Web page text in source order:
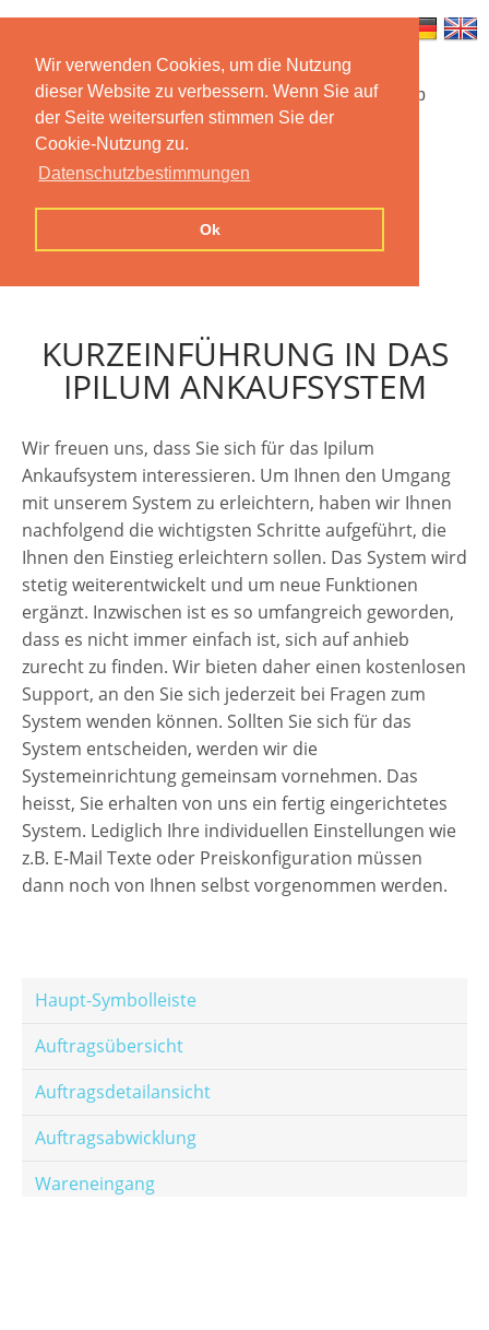
Wir verwenden Cookies, um die Nutzung
dieser Website zu verbessern. Wenn Sie auf
der Seite weitersurfen stimmen Sie der
Cookie-Nutzung zu.
Datenschutzbestimmungen
Ok
Startseite Funktionen Mobile App
Preise
Kontakt Impressum
KURZEINFÜHRUNG IN DAS
IPILUM ANKAUFSYSTEM
Wir freuen uns, dass Sie sich für das Ipilum
Ankaufsystem interessieren. Um Ihnen den Umgang
mit unserem System zu erleichtern, haben wir Ihnen
nachfolgend die wichtigsten Schritte aufgeführt, die
Ihnen den Einstieg erleichtern sollen. Das System wird
stetig weiterentwickelt und um neue Funktionen
ergänzt. Inzwischen ist es so umfangreich geworden,
dass es nicht immer einfach ist, sich auf anhieb
zurecht zu finden. Wir bieten daher einen kostenlosen
Support, an den Sie sich jederzeit bei Fragen zum
System wenden können. Sollten Sie sich für das
System entscheiden, werden wir die
Systemeinrichtung gemeinsam vornehmen. Das
heisst, Sie erhalten von uns ein fertig eingerichtetes
System. Lediglich Ihre individuellen Einstellungen wie
z.B. E-Mail Texte oder Preiskonfiguration müssen
dann noch von Ihnen selbst vorgenommen werden.
Haupt-Symbolleiste
Auftragsübersicht
Auftragsdetailansicht
Auftragsabwicklung
Wareneingang